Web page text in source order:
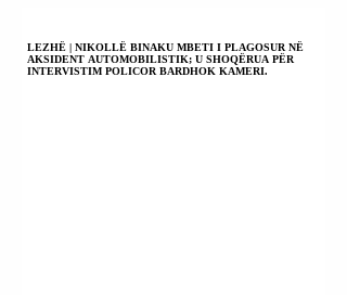
LEZHË | NIKOLLË BINAKU MBETI I PLAGOSUR NË
AKSIDENT AUTOMOBILISTIK; U SHOQËRUA PËR
INTERVISTIM POLICOR BARDHOK KAMERI.